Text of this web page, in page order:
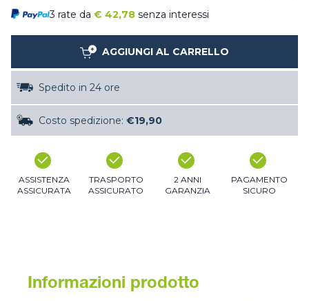
3 rate da € 42,78 senza interessi
AGGIUNGI AL CARRELLO
Spedito in 24 ore
Costo spedizione: €19,90
ASSISTENZA
ASSICURATA
TRASPORTO
ASSICURATO
2 ANNI
GARANZIA
PAGAMENTO
SICURO
Informazioni prodotto